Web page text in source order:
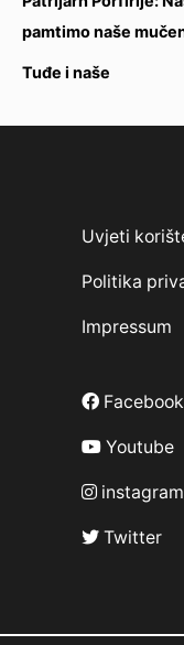
pamtimo naše
Tuđe i naše
Uvjeti
Politika
Impressum
Facebook
Youtube
instagram
Twitter